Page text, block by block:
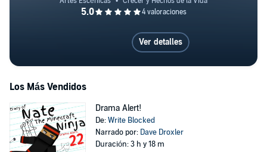
Drama Alert!
Ver detalles
Los Más Vendidos
Drama Alert!
De:Write Blocked
Narrado por: Dave Droxler
Duración: 3 h y 18 m